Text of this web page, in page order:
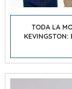
TODA LA
KEVINGSTON: